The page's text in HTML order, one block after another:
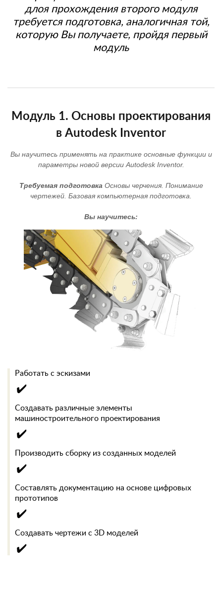
длоя прохождения второго модуля
требуется подготовка, аналогичная той,
которую Вы получаете, пройдя первый
модуль
Модуль 1. Основы проектирования
в Autodesk Inventor
Вы научитесь применять на практике основные функции и
параметры новой версии Autodesk Inventor.
Требуемая подготовка Основы черчения. Понимание
чертежей. Базовая компьютерная подготовка.
Вы научитесь:
Работать с эскизами
✔️
Создавать различные элементы
машиностроительного проектирования
✔️
Производить сборку из созданных моделей
✔️
Составлять документацию на основе цифровых
прототипов
✔️
Создавать чертежи с 3D моделей
✔️